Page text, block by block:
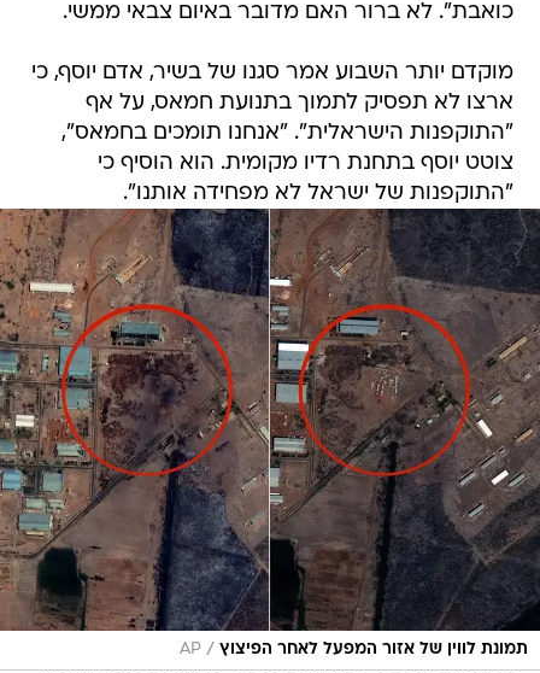
כואבת". לא ברור האם מדובר באיום צבאי ממשי.
מוקדם יותר השבוע אמר סגנו של בשיר, אדם יוסף, כי
ארצו לא תפסיק לתמוך בתנועת חמאס, על אף
"התוקפנות הישראלית". "אנחנו תומכים בחמאס",
צוטט יוסף בתחנת רדיו מקומית. הוא הוסיף כי
"התוקפנות של ישראל לא מפחידה אותנו".
תמונת לווין של אזור המפעל לאחר הפיצוץ /
AP